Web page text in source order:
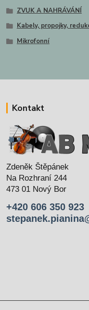
ZVUK A NAHRÁVÁNÍ
Kabely, propojky,
Mikrofonní
Kontakt
Zdeněk Štěpánek
Na Rozhraní 244
473 01 Nový Bor
+420 606 350 923